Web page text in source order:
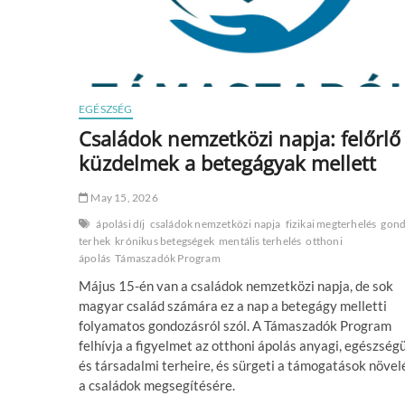
EGÉSZSÉG
Családok nemzetközi napja: felőrlő
küzdelmek a betegágyak mellett
May 15, 2026
ápolási díj családok nemzetközi napja fizikai megterhelés
terhek krónikus betegségek mentális terhelés otthoni
ápolás Támaszadók Program
Május 15-én van a családok nemzetközi napja, de sok
magyar család számára ez a nap a betegágy melletti
folyamatos gondozásról szól. A Támaszadók Program
felhívja a figyelmet az otthoni ápolás anyagi,
és társadalmi terheire, és sürgeti a támogatások
a családok megsegítésére.